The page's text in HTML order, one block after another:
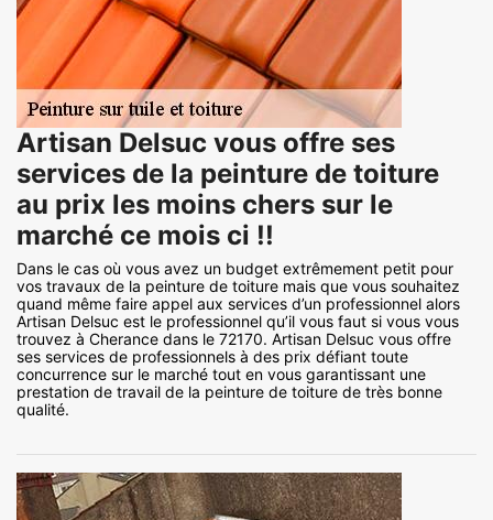
Artisan Delsuc vous offre ses
services de la peinture de toiture
au prix les moins chers sur le
marché ce mois ci !!
Dans le cas où vous avez un budget extrêmement petit pour
vos travaux de la peinture de toiture mais que vous souhaitez
quand même faire appel aux services d’un professionnel alors
Artisan Delsuc est le professionnel qu’il vous faut si vous vous
trouvez à Cherance dans le 72170. Artisan Delsuc vous offre
ses services de professionnels à des prix défiant toute
concurrence sur le marché tout en vous garantissant une
prestation de travail de la peinture de toiture de très bonne
qualité.